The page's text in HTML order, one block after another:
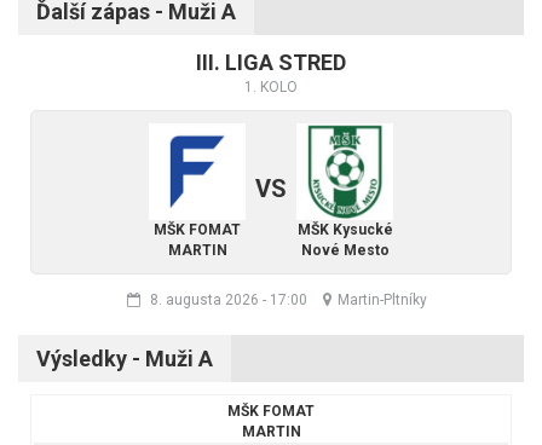
Ďalší zápas - Muži A
III. LIGA STRED
1. KOLO
MŠK FOMAT
MARTIN
VS
MŠK Kysucké
Nové Mesto
8. augusta 2026 - 17:00 Martin-Pltníky
Výsledky - Muži A
MŠK FOMAT
MARTIN